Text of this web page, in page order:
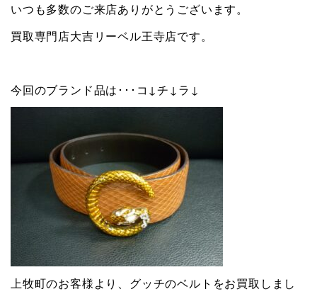
いつも多数のご来店ありがとうございます。
買取専門店大吉リーベル王寺店です。
今回のブランド品は･･･コ↓チ↓ラ↓
上牧町のお客様より、グッチのベルトをお買取しまし